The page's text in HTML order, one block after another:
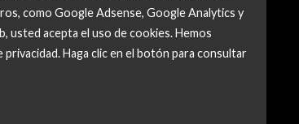
como Google Adsense, Google Analytics y
usted acepta el uso de cookies. Hemos
Haga clic en el botón para consultar
y negocios
social